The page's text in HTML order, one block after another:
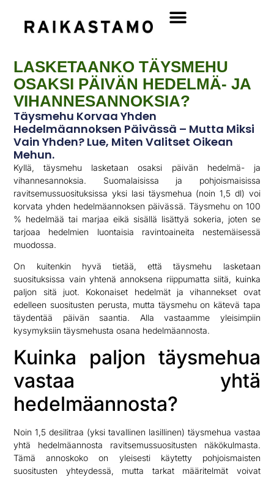
LASKETAANKO TÄYSMEHU
OSAKSI PÄIVÄN HEDELMÄ- JA
VIHANNESANNOKSIA?
Täysmehu Korvaa Yhden
Hedelmäannoksen Päivässä – Mutta Miksi
Vain Yhden? Lue, Miten Valitset Oikean
Mehun.
Kyllä, täysmehu lasketaan osaksi päivän hedelmä- ja
vihannesannoksia. Suomalaisissa ja pohjoismaisissa
ravitsemussuosituksissa yksi lasi täysmehua (noin 1,5 dl) voi
korvata yhden hedelmäannoksen päivässä. Täysmehu on 100
% hedelmää tai marjaa eikä sisällä lisättyä sokeria, joten se
tarjoaa hedelmien luontaisia ravintoaineita nestemäisessä
muodossa.
On kuitenkin hyvä tietää, että täysmehu lasketaan
suosituksissa vain yhtenä annoksena riippumatta siitä, kuinka
paljon sitä juot. Kokonaiset hedelmät ja vihannekset ovat
edelleen suositusten perusta, mutta täysmehu on kätevä tapa
täydentää päivän saantia. Alla vastaamme yleisimpiin
kysymyksiin täysmehusta osana hedelmäannosta.
Kuinka paljon täysmehua
vastaa yhtä
hedelmäannosta?
Noin 1,5 desilitraa (yksi tavallinen lasillinen) täysmehua vastaa
yhtä hedelmäannosta ravitsemussuositusten näkökulmasta.
Tämä annoskoko on yleisesti käytetty pohjoismaisten
suositusten yhteydessä, mutta tarkat määritelmät voivat